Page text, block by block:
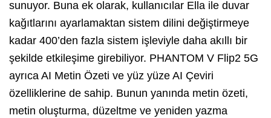
sunuyor. Buna ek olarak, kullanıcılar Ella ile duvar
kağıtlarını ayarlamaktan sistem dilini değiştirmeye
kadar 400’den fazla sistem işleviyle daha akıllı bir
şekilde etkileşime girebiliyor. PHANTOM V Flip2 5G
ayrıca AI Metin Özeti ve yüz yüze AI Çeviri
özelliklerine de sahip. Bunun yanında metin özeti,
metin oluşturma, düzeltme ve yeniden yazma